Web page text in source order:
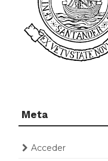
Meta
Acceder